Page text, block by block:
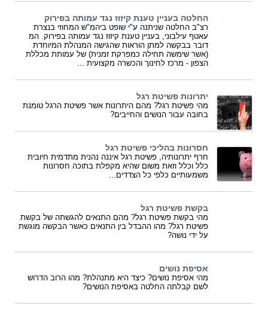
החלטה בעניין טענת קיזוז נגד עמותה בפירוק
רצ"ב החלטה שניתנה ע"י שופט ביהמ"ש המחוזי בנצרת
עאטף עילבוני, בעניין טענת קיזוז נגד עמותה בפירוק. המ
דובר בבקשה למתן הוראות שהגישה המנהלת המיוחדת
(אשר שימשה תחילה כמפרקת זמנית) של עמותת מכללת
הצפון - מרכז לחינוך והכשרה מקצועית ...
יתרונות פשיטת רגל
מהי פשיטת רגל? מהם היתרונות אשר פשיטת הרגל טומנת
בחובה עבור הנושים והחייבים?
חסרונות בהליכי פשיטת רגל
חרף יתרונותיה, פשיטת רגל איננה נהנית מתדמית חיובית
כלל וכלל וזאת משום שהיא מקפלת בתוכה חסרונות
משמעותיים כלפי כל הצדדים...
בקשת פשיטת רגל
מהי בקשת פשיטת רגל? מהם התנאים להגשתה של בקשת
פשיטת רגל? מהו ההבדל בין התנאים כאשר הבקשה מוגשת
על ידי נושה?
אסיפת נושים
מהי אסיפת נושים? כיצד היא מתנהלת? מהו הרוב הדרוש
לשם קבלתה החלטה באסיפת הנושים?